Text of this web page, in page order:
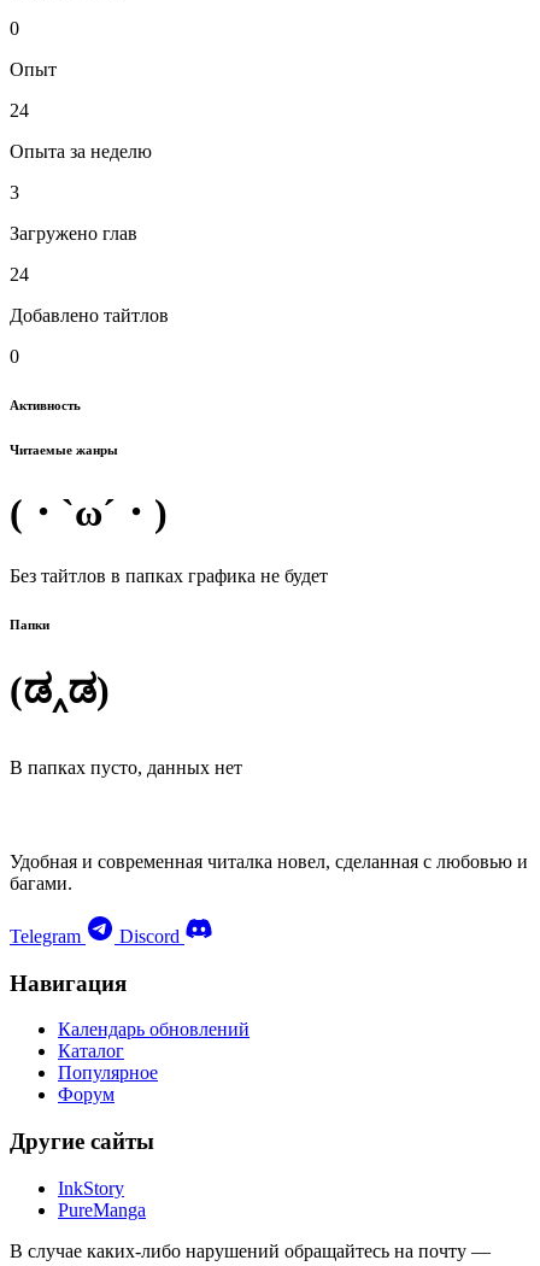
0
Опыт
24
Опыта за неделю
3
Загружено глав
24
Добавлено тайтлов
0
Активность
Читаемые жанры
(・`ω´・)
Без тайтлов в папках графика не будет
Папки
(ಡ‸ಡ)
В папках пусто, данных нет
Удобная и современная читалка новел, сделанная с любовью и
багами.
Telegram Discord
Навигация
Календарь обновлений
Каталог
Популярное
Форум
Другие сайты
InkStory
PureManga
В случае каких-либо нарушений обращайтесь на почту —